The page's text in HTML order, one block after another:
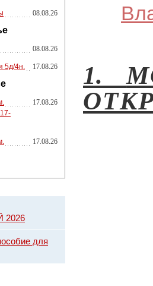
08.08.26
08.08.26
5д/4н. 17.08.26
17.08.26
17.08.26
для
1.